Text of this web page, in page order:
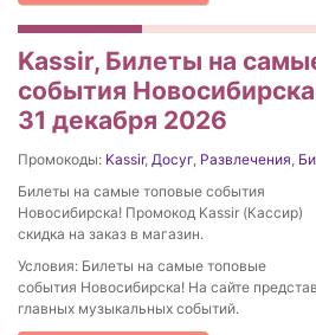
Kassir, Билеты на
события
31 декабря 2026
Промокоды: Kassir, Досуг, Развлечения,
Билеты на самые топовые события
Новосибирска! Промокод Kassir (Кассир)
скидка на заказ в магазин.
Условия: Билеты на самые топовые
события Новосибирска! На сайте
главных музыкальных событий.